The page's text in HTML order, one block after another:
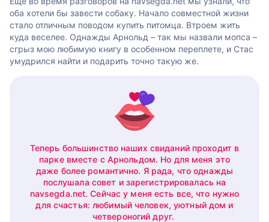
оба хотели бы завести собаку. Начало совместной жизни
стало отличным поводом купить питомца. Втроем жить
куда веселее. Однажды Арнольд – так мы назвали мопса –
сгрыз мою любимую книгу в особенном переплете, и Стас
умудрился найти и подарить точно такую же.
Теперь большинство наших свиданий проходит в
парке вместе с Арнольдом. Но для меня это
даже более романтично. Я рада, что однажды
послушала совет и зарегистрировалась на
navsegda.net. Сейчас у меня есть все, что нужно
для счастья: любимый человек, уютный дом и
четвероногий друг.